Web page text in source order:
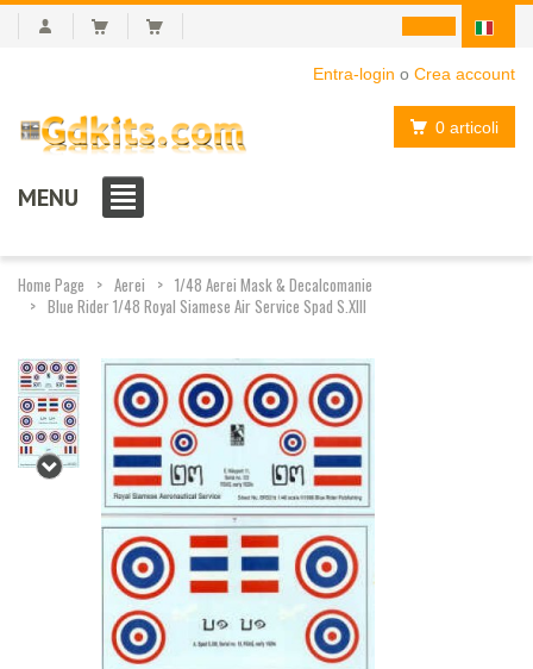
Entra-login o Crea account
0 articoli
MENU
Home Page Aerei
1/48 Aerei Mask & Decalcomanie
Blue Rider 1/48 Royal Siamese Air Service Spad S.XIII